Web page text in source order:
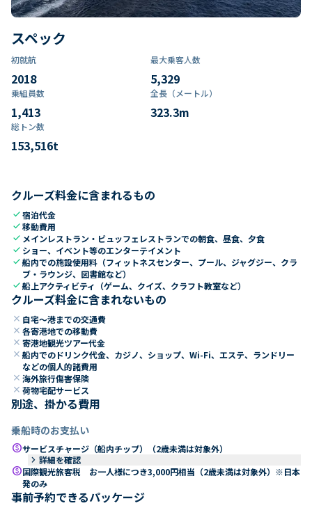
スペック
初就航
2018
最大乗客人数
5,329
乗組員数​
1,413
全長（メートル）
323.3m
総トン数​
153,516t
クルーズ料金に含まれるもの
check宿泊代金
check移動費用
check メインレストラン・ビュッフェレストランでの朝食、昼食、夕食
check ショー、イベント等のエンターテイメント
check船内での施設使用料（フィットネスセンター、プール、ジャグジー、クラ
ブ・ラウンジ、図書館など）
check船上アクティビティ（ゲーム、クイズ、クラフト教室など）
クルーズ料金に含まれないもの
close 自宅～港までの交通費
close 各寄港地での移動費
close 寄港地観光ツアー代金
close 船内でのドリンク代金、カジノ、ショップ、Wi-Fi、エステ、ランドリー
などの個人的諸費用
close 海外旅行傷害保険
close 荷物宅配サービス
別途、掛かる費用
乗船時のお支払い
paidサービスチャージ（船内チップ）（2歳未満は対象外）
keyboard_arrow_right 詳細を確認
paid国際観光旅客税 お一人様につき3,000円相当（2歳未満は対象外）※日本
発のみ
事前予約できるパッケージ